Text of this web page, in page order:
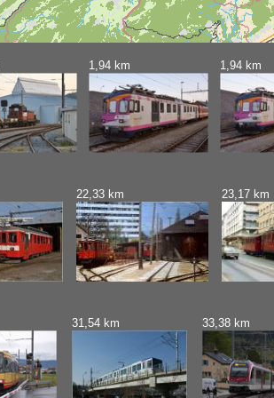
1,94 km 1,94 km
22,33 km 23,17 km
31,54 km 33,38 km